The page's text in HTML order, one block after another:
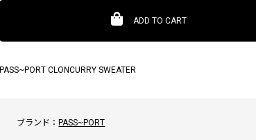
ADD TO CART
PASS~PORT CLONCURRY SWEATER
ブランド： PASS~PORT